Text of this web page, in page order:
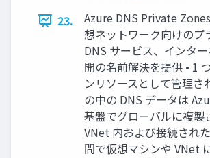
23.
Azure DNS Private
想ネットワーク向けのプ
DNS サービス、インタ
開の名前解決を提供 • 1
ンリソースとして管理さ
の中の DNS データは
基盤でグローバルに複製
VNet 内および接続され
間で仮想マシンや VNet